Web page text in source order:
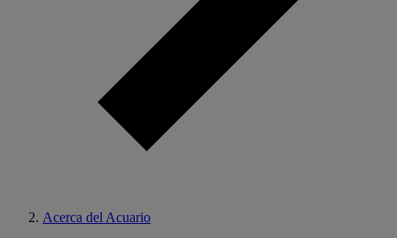
Acerca del Acuario